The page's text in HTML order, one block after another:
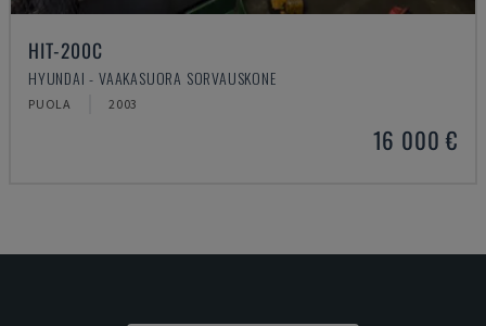
HIT-200C
HYUNDAI - VAAKASUORA SORVAUSKONE
PUOLA 2003
16 000 €